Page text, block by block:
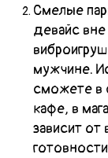
Смелые
девайс
мужчине.
сможете в
кафе, в
зависит от